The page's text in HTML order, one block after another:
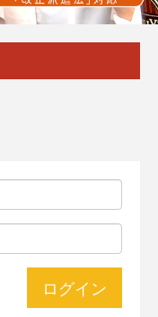
ログイン